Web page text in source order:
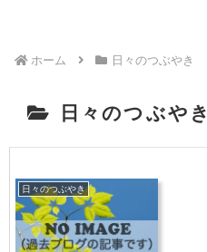
ホーム 日々のつぶやき
日々のつぶやき
日々のつぶやき